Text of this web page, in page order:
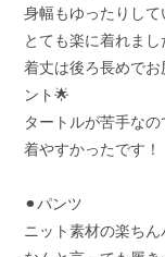
身幅もゆったりし
とても楽に着れまし
着丈は後ろ長めで
ント🌟
タートルが苦手な
着やすかったです！
⚫︎パンツ
ニット素材の楽ちん